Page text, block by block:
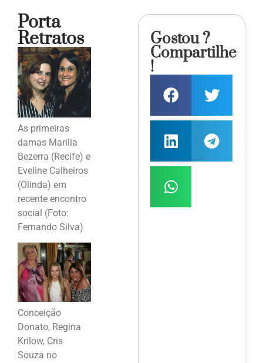
Porta
Retratos
As primeiras
damas Marilia
Bezerra (Recife) e
Eveline Calheiros
(Olinda) em
recente encontro
social (Foto:
Fernando Silva)
Conceição
Donato, Regina
Krilow, Cris
Souza no
Gostou ?
Compartilhe
!